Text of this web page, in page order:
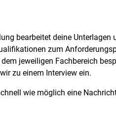
bearbeitet deine Unterlagen
zum
jeweiligen Fachbereich
zu einem Interview ein.
wie möglich eine